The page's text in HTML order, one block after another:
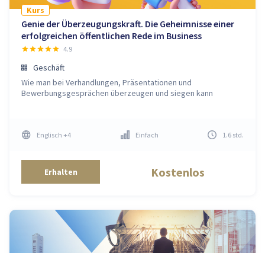
Kurs
Genie der Überzeugungskraft. Die Geheimnisse einer
erfolgreichen öffentlichen Rede im Business
4.9
Geschäft
Wie man bei Verhandlungen, Präsentationen und
Bewerbungsgesprächen überzeugen und siegen kann
Englisch +4 Einfach 1.6 std.
Erhalten Kostenlos